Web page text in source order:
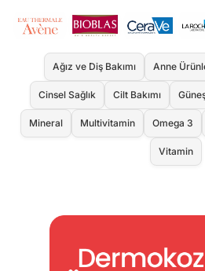
Ağız ve Diş Bakımı Anne
Cinsel Sağlık Cilt Bakımı
Mineral Multivitamin Omega 3
Vitamin